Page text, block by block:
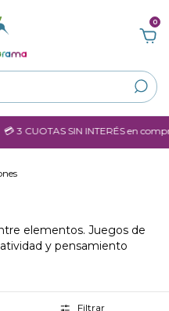
0
CUOTAS SIN INTERÉS en
elementos. Juegos de
y pensamiento
Filtrar